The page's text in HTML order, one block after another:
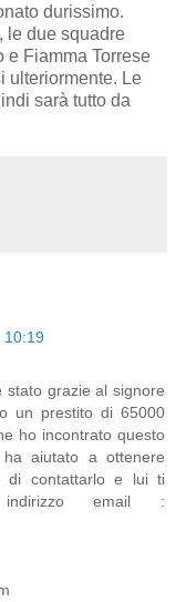
durissimo.
le due squadre
e Fiamma Torrese
ulteriormente. Le
sarà tutto da
10:19
stato grazie al signore
un prestito di 65000
ho incontrato questo
aiutato a ottenere
di contattarlo e lui ti
email :